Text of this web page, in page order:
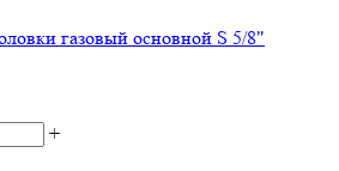
газовый основной S 5/8"
+